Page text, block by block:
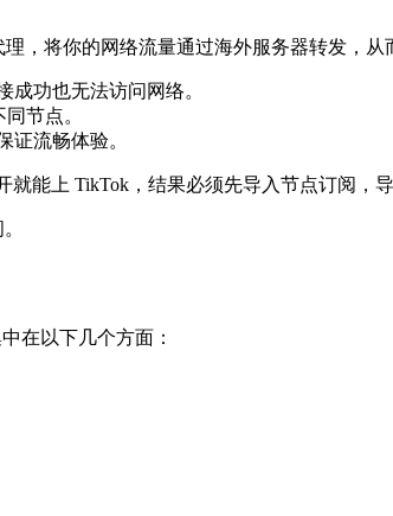
，将你的网络流量通过海外服务器转发，
功也无法访问网络。
节点。
证流畅体验。
能上 TikTok，结果必须先导入节点订阅，
在以下几个方面：